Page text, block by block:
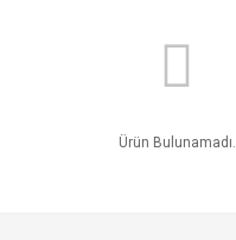
Ürün Bulunamadı.